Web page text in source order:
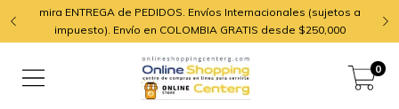
mira ENTREGA de PEDIDOS. Envíos Internacionales (sujetos a
impuesto). Envío en COLOMBIA GRATIS desde $250,000
0